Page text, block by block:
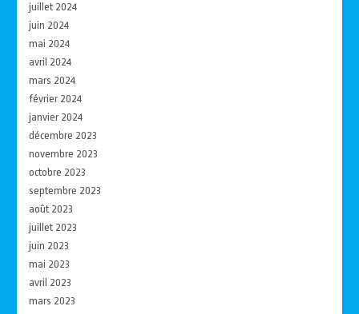
juillet 2024
juin 2024
mai 2024
avril 2024
mars 2024
février 2024
janvier 2024
décembre 2023
novembre 2023
octobre 2023
septembre 2023
août 2023
juillet 2023
juin 2023
mai 2023
avril 2023
mars 2023